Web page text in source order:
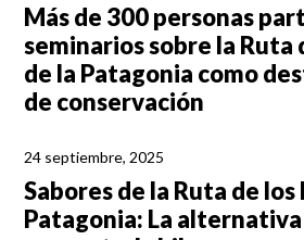
Más de 300 personas
seminarios sobre la Ruta
de la Patagonia como
de conservación
24 septiembre, 2025
Sabores de la Ruta de los
Patagonia: La